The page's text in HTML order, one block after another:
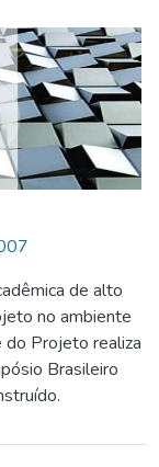
de alto
no ambiente
do Projeto realiza
Brasileiro